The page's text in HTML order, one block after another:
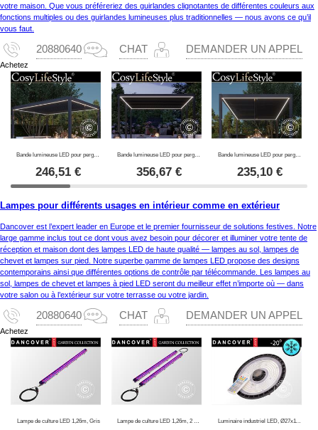
votre maison. Que vous préféreriez des guirlandes clignotantes de différentes couleurs aux
fonctions multiples ou des guirlandes lumineuses plus traditionnelles — nous avons ce qu’il
vous faut.
20880640 CHAT DEMANDER UN APPEL
Achetez
Bande lumineuse LED pour pergola San Pablo Alu+ 4x4m, 4pcs, Blanc Chaud
246,51 €
Bande lumineuse LED pour pergola San Pablo Alu+ 4x5,8m, 6pcs, Blanc Chaud
356,67€
Bande lumineuse LED pour pergola San Pablo Alu+ 3x4m, 4pcs, Blanc Chaud
235,10€
Lampes pour différents usages en intérieur comme en extérieur
Dancover est l’expert leader en Europe et le premier fournisseur de solutions festives. Notre
large gamme inclus tout ce dont vous avez besoin pour décorer et illuminer votre tente de
réception et maison dont des lampes LED de haute qualité — lampes au sol, lampes de
chevet et lampes sur pied. Notre superbe gamme de lampes LED propose des designs
contemporains ainsi que différentes options de contrôle par télécommande. Les lampes au
sol, lampes de chevet et lampes à pied LED seront du meilleur effet n’importe où — dans
votre salon ou à l’extérieur sur votre terrasse ou votre jardin.
20880640 CHAT DEMANDER UN APPEL
Achetez
Lampe de culture LED 1,26m, Gris Lampe de culture LED 1,26m, 2 lampes, Gris Luminaire industriel LED, Ø27x11,5cm, avec capteur/RC, Noir